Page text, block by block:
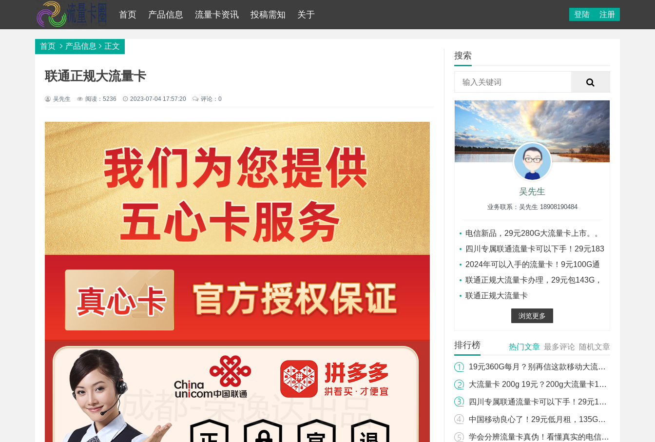
首页 产品信息 流量卡资讯 投稿需知 关于 登陆 注册
首页 产品信息 正文
联通正规大流量卡
吴先生 阅读：5236 2023-07-04 17:57:20 评论：0
搜索
吴先生
业务联系：吴先生 18908190484
电信新品，29元280G大流量卡上市。。
四川专属联通流量卡可以下手！29元183
G通用流量+100分钟！
2024年可以入手的流量卡！9元100G通
用流量+500分钟通话！
联通正规大流量卡办理，29元包143G，
39元包203G全国通用流量
联通正规大流量卡
浏览更多
排行榜 热门文章 最多评论 随机文章
19元360G每月？别再信这款移动大流量卡了！
大流量卡 200g 19元？200g大流量卡19元！
四川专属联通流量卡可以下手！29元183G通用流量+100分钟！
中国移动良心了！29元低月租，135GB通用大流量，价格很亲民
学会分辨流量卡真伪！看懂真实的电信星卡套餐！